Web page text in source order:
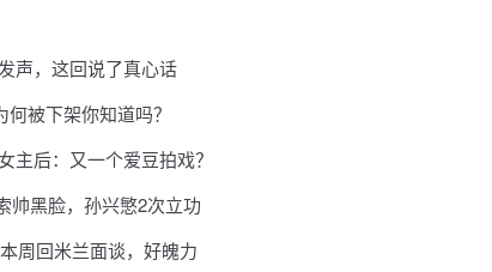
声，这回说了真心话
被下架你知道吗？
主后：又一个爱豆拍戏？
帅黑脸，孙兴慜2次立功
周回米兰面谈，好魄力